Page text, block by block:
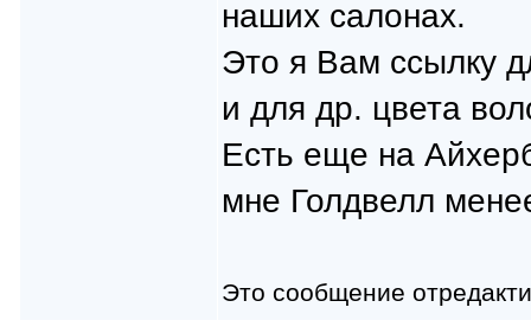
наших салонах.
Это я Вам ссылку
и для др. цвета
Есть еще на
мне Голдвелл
Это сообщение